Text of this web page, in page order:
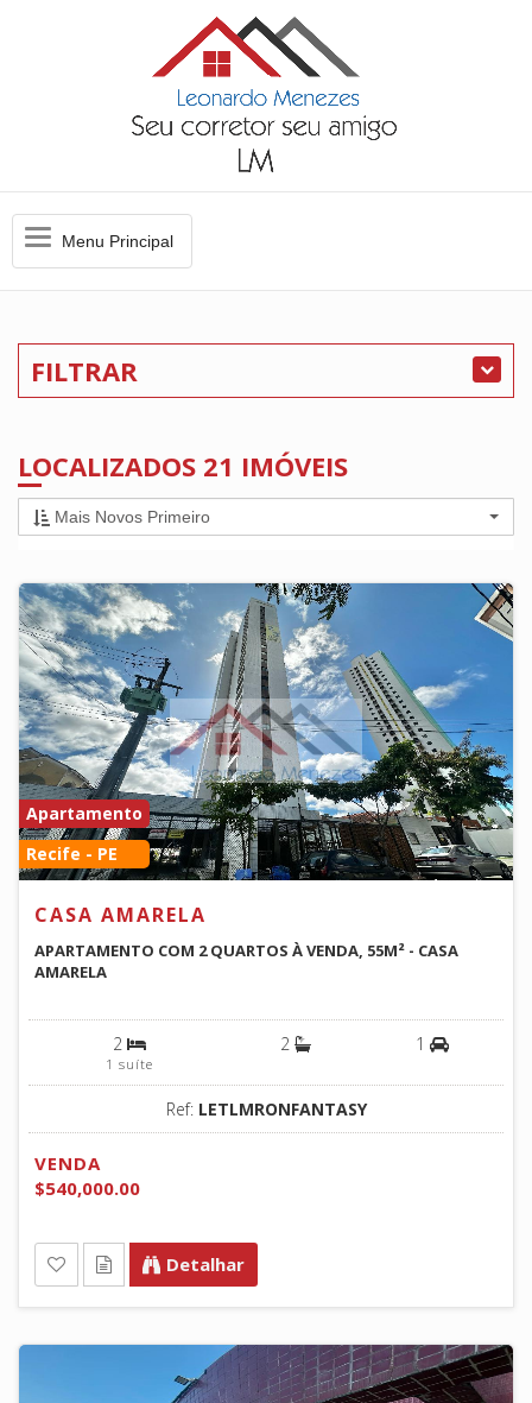
MenuMenu Principal
FILTRAR
LOCALIZADOS 21 IMÓVEIS
Mais Novos Primeiro
Apartamento
Recife - PE
CASA AMARELA
APARTAMENTO COM 2 QUARTOS À VENDA, 55M² - CASA
AMARELA
2
1 suíte
2 1
Ref: LETLMRONFANTASY
VENDA
$540,000.00
Detalhar